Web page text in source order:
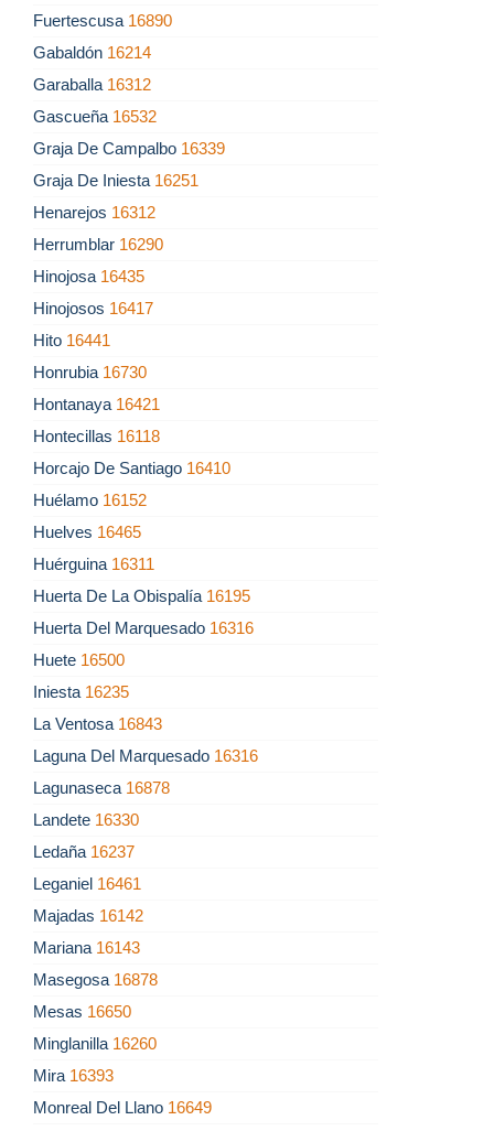
Fuertescusa 16890
Gabaldón 16214
Garaballa 16312
Gascueña 16532
Graja De Campalbo 16339
Graja De Iniesta 16251
Henarejos 16312
Herrumblar 16290
Hinojosa 16435
Hinojosos 16417
Hito 16441
Honrubia 16730
Hontanaya 16421
Hontecillas 16118
Horcajo De Santiago 16410
Huélamo 16152
Huelves 16465
Huérguina 16311
Huerta De La Obispalía 16195
Huerta Del Marquesado 16316
Huete 16500
Iniesta 16235
La Ventosa 16843
Laguna Del Marquesado 16316
Lagunaseca 16878
Landete 16330
Ledaña 16237
Leganiel 16461
Majadas 16142
Mariana 16143
Masegosa 16878
Mesas 16650
Minglanilla 16260
Mira 16393
Monreal Del Llano 16649